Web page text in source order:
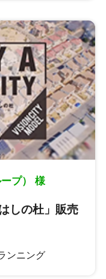
プ） 様
しの杜」販売
ンニング